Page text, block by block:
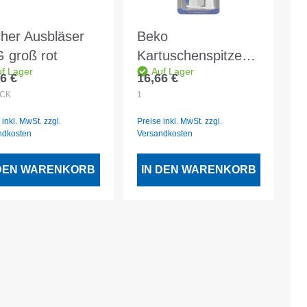
Ausbläser
groß rot
Lager
Preis:
€
inkl. MwSt. zzgl.
WARENKORB
Beko
Kartuschenspitzen
360° & -
verlängerungen - 2
Auf Lager
Regulärer Preis:
16,66 €
1
Preise inkl. MwSt. zzgl.
Versandkosten
IN DEN WARENKORB